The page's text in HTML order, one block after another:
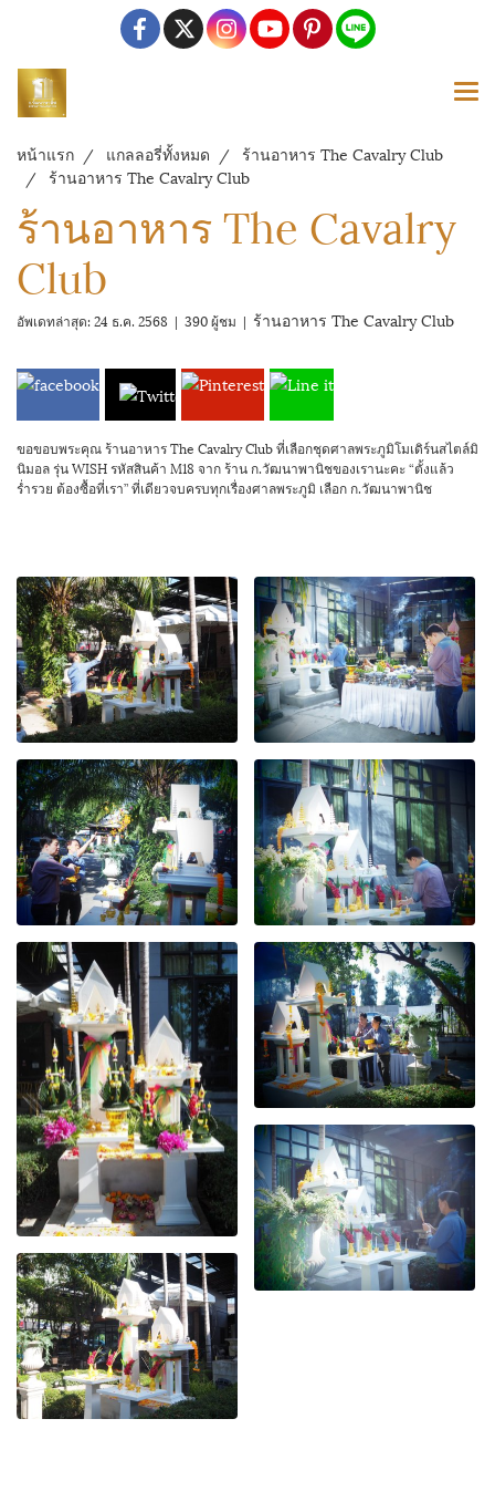
หน้าแรก แกลลอรี่ทั้งหมด
ร้านอาหาร The Cavalry Club
ร้านอาหาร The Cavalry Club
ร้านอาหาร The Cavalry
Club
อัพเดทล่าสุด: 24 ธ.ค. 2568 | 390 ผู้ชม | ร้านอาหาร The Cavalry Club
ขอขอบพระคุณ ร้านอาหาร The Cavalry Club ที่เลือกชุดศาลพระภูมิโมเดิร์นสไตล์มิ
นิมอล รุ่น WISH รหัสสินค้า M18 จาก ร้าน ก.วัฒนาพานิชของเรานะคะ “ตั้งแล้ว
ร่ำรวย ต้องซื้อที่เรา” ที่เดียวจบครบทุกเรื่องศาลพระภูมิ เลือก ก.วัฒนาพานิช